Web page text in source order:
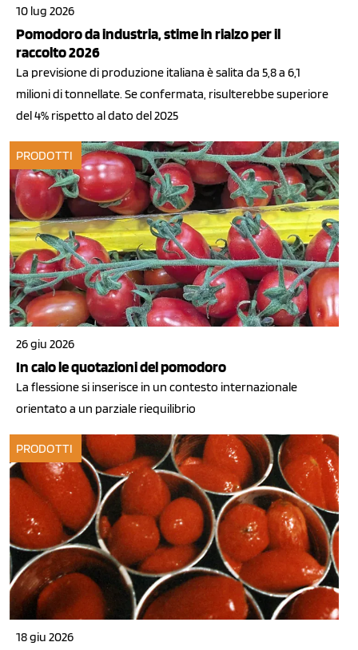
10 lug 2026
Pomodoro da industria, stime in rialzo per il
raccolto 2026
La previsione di produzione italiana è salita da 5,8 a 6,1
milioni di tonnellate. Se confermata, risulterebbe superiore
del 4% rispetto al dato del 2025
PRODOTTI
26 giu 2026
In calo le quotazioni del pomodoro
La flessione si inserisce in un contesto internazionale
orientato a un parziale riequilibrio
PRODOTTI
18 giu 2026